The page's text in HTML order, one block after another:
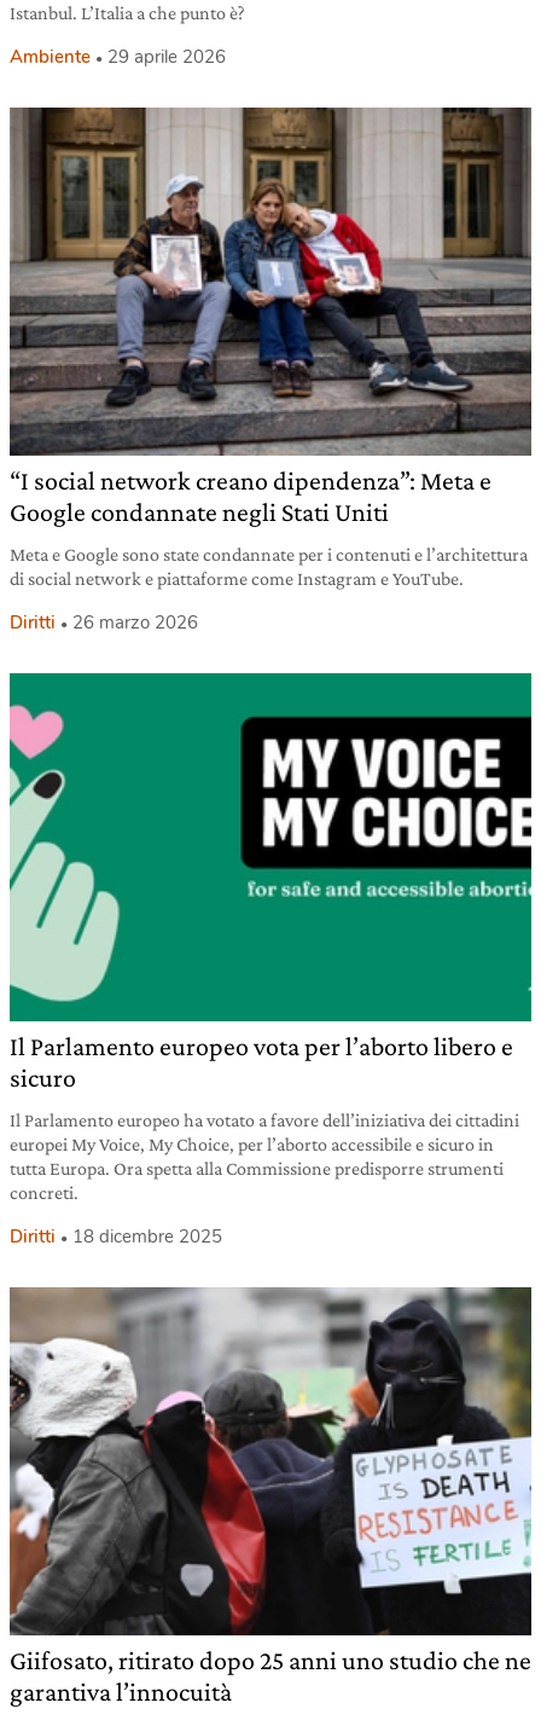
Istanbul. L’Italia a che punto è?
Ambiente 29 aprile 2026
“I social network creano dipendenza”: Meta e
Google condannate negli Stati Uniti
Meta e Google sono state condannate per i contenuti e l’architettura
di social network e piattaforme come Instagram e YouTube.
Diritti 26 marzo 2026
Il Parlamento europeo vota per l’aborto libero e
sicuro
Il Parlamento europeo ha votato a favore dell’iniziativa dei cittadini
europei My Voice, My Choice, per l’aborto accessibile e sicuro in
tutta Europa. Ora spetta alla Commissione predisporre strumenti
concreti.
Diritti 18 dicembre 2025
Giifosato, ritirato dopo 25 anni uno studio che ne
garantiva l’innocuità